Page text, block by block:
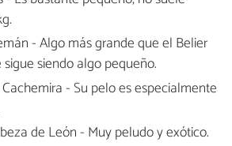
- Algo más grande que el Belier
siendo algo pequeño.
- Su pelo es especialmente
de León - Muy peludo y exótico.